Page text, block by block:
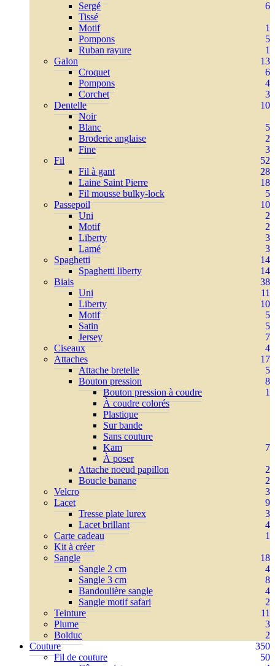
Sergé
6
Tissé
Motif
1
Pompons
5
Ruban rayure
1
Galon
13
Croquet
6
Pompons
4
Corchet
3
Dentelle
10
Noir
Blanc
5
Broderie anglaise
2
Fine
3
Fil
52
Fil à gant
28
Laine Saint Pierre
18
Fil mousse bulky-lock
5
Passepoil
10
Uni
2
Motif
2
Liberty
3
Lamé
3
Spaghetti
14
Spaghetti liberty
14
Biais
38
Uni
11
Liberty
10
Motif
5
Satin
5
Jersey
7
Ciseaux
4
Attaches
17
Attache bretelle
5
Bouton pression
8
Bouton pression à coudre
1
À coudre colorés
Plastique
Sur bande
Sans couture
Kam
7
À poser
Attache noeud papillon
2
Boucle banane
2
Velcro
3
Lacet
9
Tresse plate lurex
3
Lacet brillant
4
Carte cadeau
1
Kit à créer
Sangle
18
Sangle 2 cm
4
Sangle 3 cm
8
Bandoulière sangle
4
Sangle motif safari
2
Teinture
11
Plume
3
Bolduc
2
Couture
350
Fil de couture
50